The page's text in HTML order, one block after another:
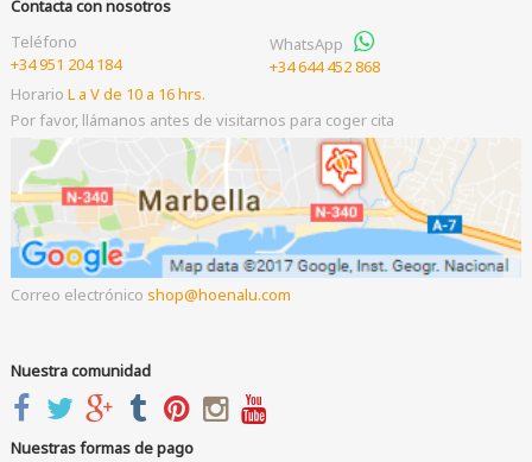
Contacta con nosotros
Teléfono
+34 951 204 184
WhatsApp
+34 644 452 868
Horario L a V de 10 a 16 hrs.
Por favor, llámanos antes de visitarnos para coger cita
Correo electrónico shop hoenalu.com
Nuestra comunidad
Nuestras formas de pago